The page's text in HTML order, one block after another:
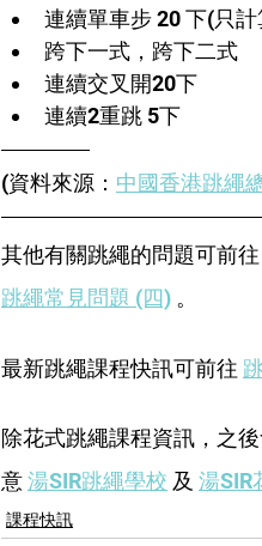
連續單車步 20 下(只
跨下一式，跨下二式
連續交叉開20下
連續2重跳 5下
(資料來源： 中國香港跳繩
其他有關跳繩的問題可前往
跳繩常見問題 (四) 。
最新跳繩課程快訊可前往
除花式跳繩課程資訊，之
意 湯SIR跳繩學校 及 湯SIR
課程快訊